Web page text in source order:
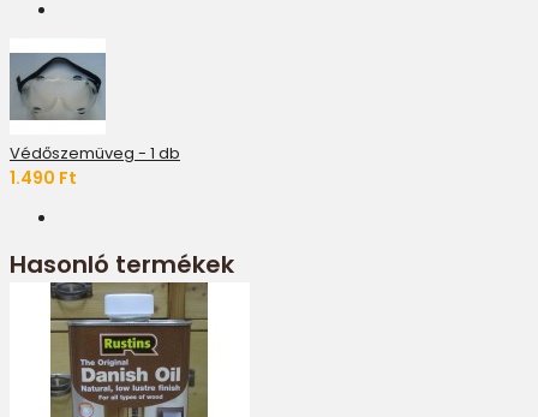
Védőszemüveg - 1 db
1.490 Ft
Hasonló termékek